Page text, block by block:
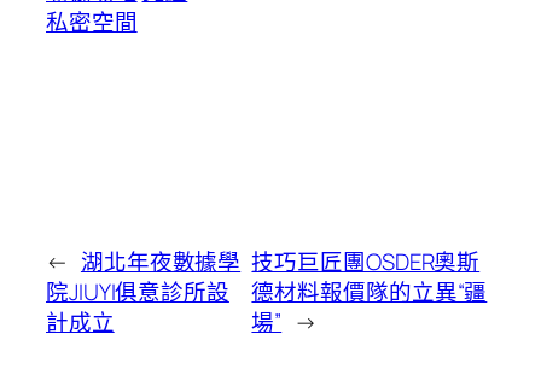
私密空間
← 湖北年夜數據學
院JIUYI俱意診所設
計成立
技巧巨匠團OSDER奧斯
德材料報價隊的立異“疆
場” →